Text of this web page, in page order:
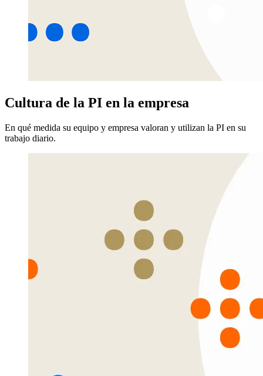
Cultura de la PI en la empresa
En qué medida su equipo y empresa valoran y utilizan la PI en su
trabajo diario.